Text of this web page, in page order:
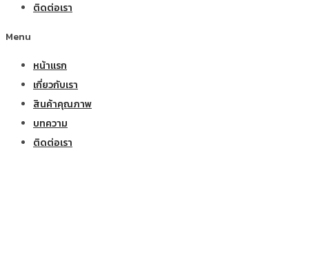
ติดต่อเรา
Menu
หน้าแรก
เกี่ยวกับเรา
สินค้าคุณภาพ
บทความ
ติดต่อเรา